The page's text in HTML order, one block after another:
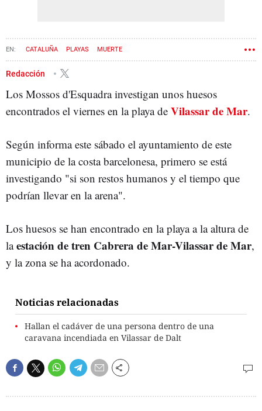
CATALUÑA PLAYAS MUERTE
Redacción
Los Mossos d'Esquadra investigan unos huesos
encontrados el viernes en la playa de Vilassar de Mar.
Según informa este sábado el ayuntamiento de este
municipio de la costa barcelonesa, primero se está
investigando "si son restos humanos y el tiempo que
podrían llevar en la arena".
Los huesos se han encontrado en la playa a la altura de
laestación de tren Cabrera de Mar-Vilassar de Mar,
y la zona se ha acordonado.
Noticias relacionadas
Hallan el cadáver de una persona dentro de una
caravana incendiada en Vilassar de Dalt